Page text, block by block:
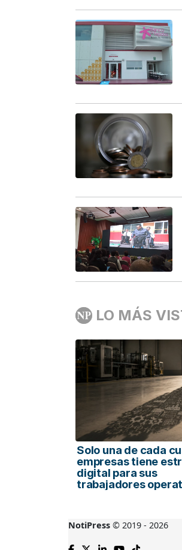
LO MÁS
Solo una de cada
empresas tiene
digital para sus
trabajadores
NotiPress © 2019 - 2026